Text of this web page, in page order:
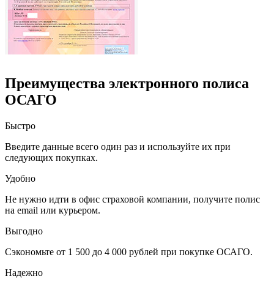
Преимущества электронного полиса
ОСАГО
Быстро
Введите данные всего один раз и используйте их при
следующих покупках.
Удобно
Не нужно идти в офис страховой компании, получите полис
на email или курьером.
Выгодно
Сэкономьте от 1 500 до 4 000 рублей при покупке ОСАГО.
Надежно